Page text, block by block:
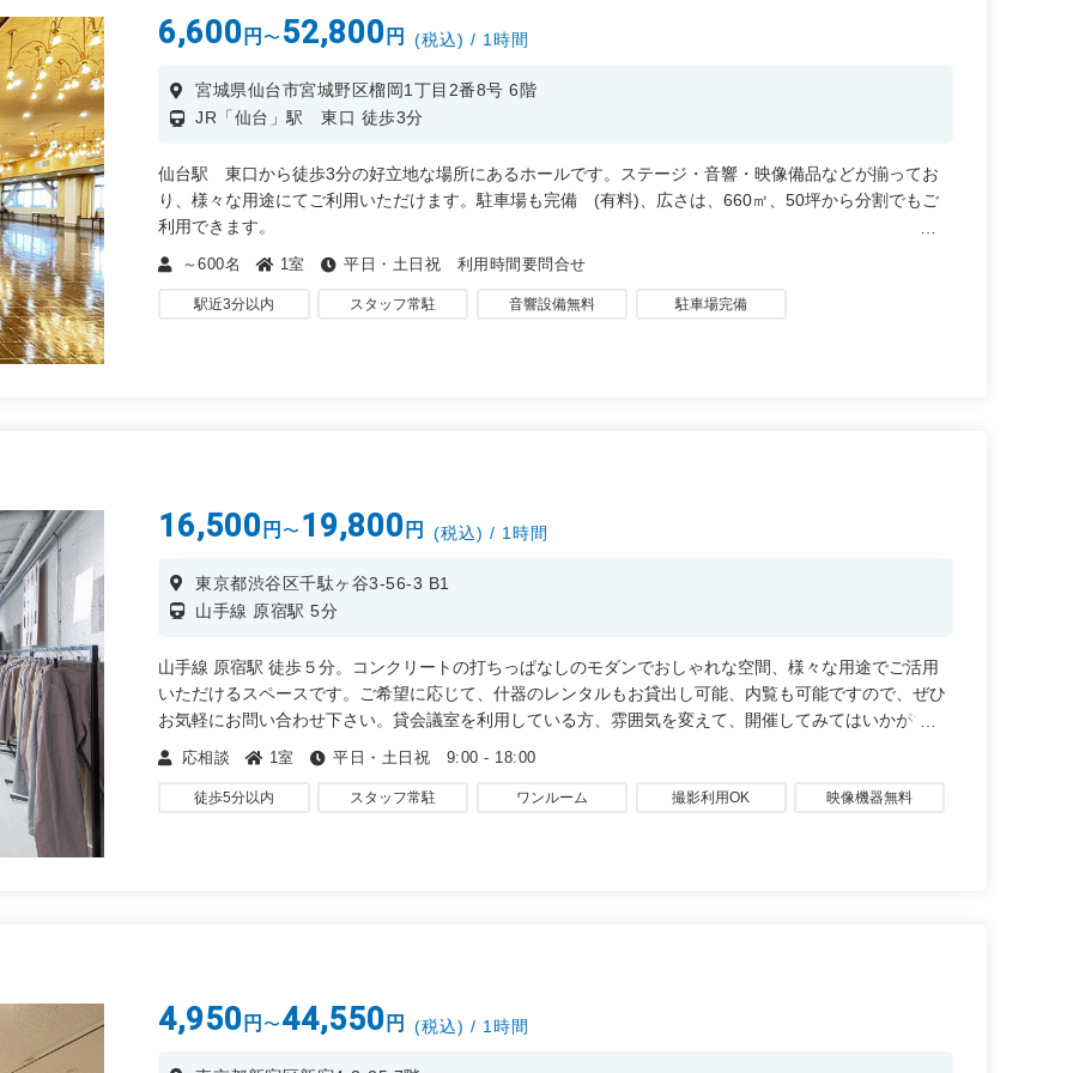
6,600 円 〜 52,800 円 (税込) / 1時間
宮城県仙台市宮城野区榴岡1丁目2番8号 6階
JR「仙台」駅 東口 徒歩3分
仙台駅 東口から徒歩3分の好立地な場所にあるホールです。ステージ・音響・映像備品などが揃ってお
り、様々な用途にてご利用いただけます。駐車場も完備 (有料)、広さは、660㎡、50坪から分割でもご
利用できます。
・社内会議、社内研修、内定式、入社式
・大型セミナー、展示会、商品PR
～600名 1室 平日・土日祝 利用時間要問合せ
駅近3分以内 スタッフ常駐 音響設備無料 駐車場完備
16,500 円 〜 19,800 円 (税込) / 1時間
東京都渋谷区千駄ヶ谷3-56-3 B1
山手線 原宿駅 5分
山手線 原宿駅 徒歩５分。コンクリートの打ちっぱなしのモダンでおしゃれな空間、様々な用途でご活用
いただけるスペースです。ご希望に応じて、什器のレンタルもお貸出し可能、内覧も可能ですので、ぜひ
お気軽にお問い合わせ下さい。貸会議室を利用している方、雰囲気を変えて、開催してみてはいかがでし
ょうか?
・取材、ポップアップストア、商品PR
応相談 1室 平日・土日祝 9:00 - 18:00
徒歩5分以内 スタッフ常駐 ワンルーム 撮影利用OK 映像機器無料
4,950 円 〜44,550 円 (税込) / 1時間